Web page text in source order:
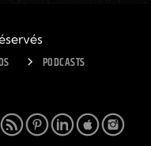
PODCASTS